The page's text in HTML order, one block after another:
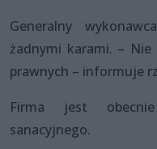
Generalny
żadnymi karami. –
prawnych – informuje
Firma jest
sanacyjnego.